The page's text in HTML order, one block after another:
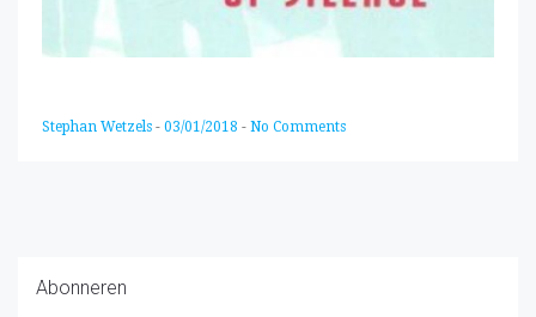
Stephan Wetzels - 03/01/2018 - No Comments
Abonneren